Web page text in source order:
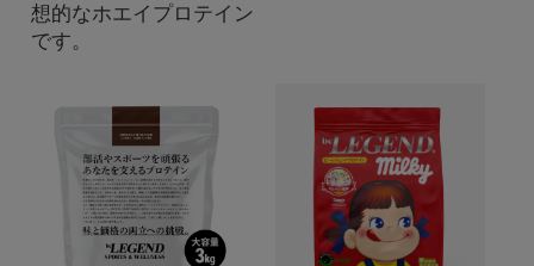
想的なホエイプロテイン
です。